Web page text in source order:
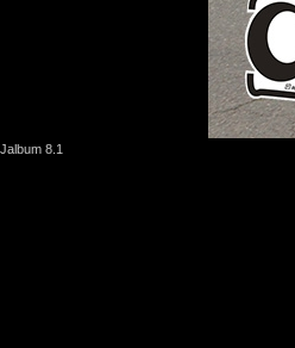
Jalbum 8.1